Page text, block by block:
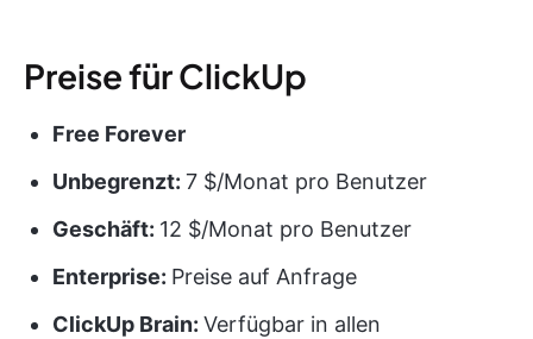
Preise für ClickUp
Free Forever
Unbegrenzt: 7 $/Monat pro Benutzer
Geschäft: 12 $/Monat pro Benutzer
Enterprise: Preise auf Anfrage
ClickUp Brain: Verfügbar in allen